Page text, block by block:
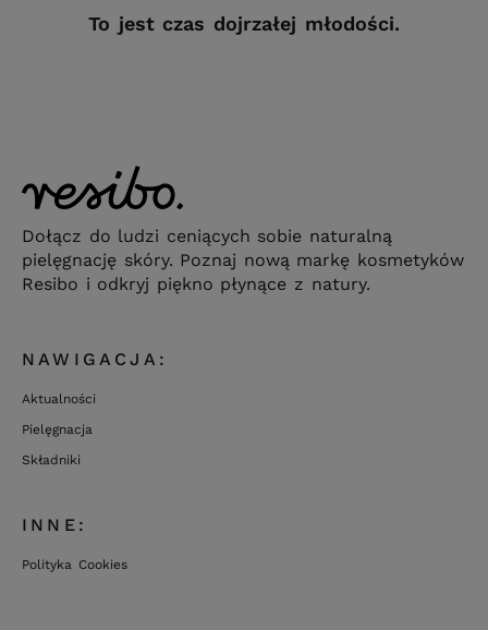
To jest czas dojrzałej młodości.
Dołącz do ludzi ceniących sobie naturalną
pielęgnację skóry. Poznaj nową markę kosmetyków
Resibo i odkryj piękno płynące z natury.
NAWIGACJA:
Aktualności
Pielęgnacja
Składniki
INNE:
Polityka Cookies